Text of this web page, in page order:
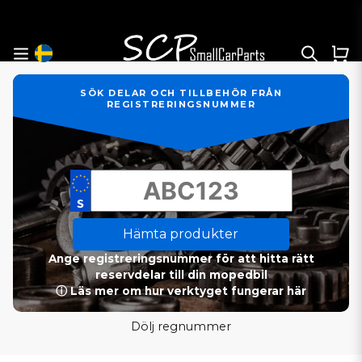
SÖK DELAR OCH TILLBEHÖR FRÅN
REGISTRERINGSNUMMER
Hämta produkter
Ange registreringsnummer för att hitta rätt
reservdelar till din mopedbil
ⓘ Läs mer om hur verktyget fungerar här
Dölj regnummer